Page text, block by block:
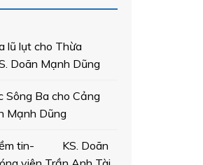
lũ lụt cho Thừa
Mạnh Dũng
Sông Ba cho Cảng
Mạnh Dũng
tin- KS. Doãn